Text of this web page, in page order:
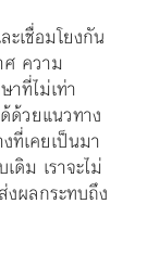
เชื่อมโยงกัน
ความ
ที่ไม่เท่า
ด้วยแนวทาง
ที่เคยเป็นมา
ดิม เราจะไม่
ผลกระทบถึง